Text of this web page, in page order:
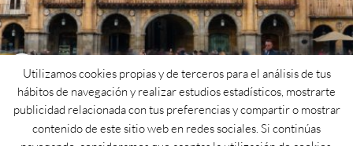
Contacto
Teléfono: 923 26 62 25
Email: psoe@psoesalamanca.org
Utilizamos cookies propias y de terceros para el análisis de tus
hábitos de navegación y realizar estudios estadísticos, mostrarte
publicidad relacionada con tus preferencias y compartir o mostrar
contenido de este sitio web en redes sociales. Si continúas